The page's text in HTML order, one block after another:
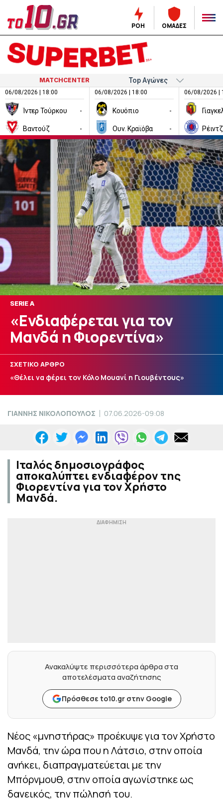
ΡΟΗ ΟΜΑΔΕΣ
MATCHCENTER
06/08/2026 | 18:00
Ίντερ Τούρκου -
Βαντούζ -
06/08/2026 | 18:00
Κουόπιο -
Ουν. Κραϊόβα -
06/08/2026 |
SERIE A
«Ενδιαφέρεται για τον
Μανδά η Φιορεντίνα»
ΣΧΕΤΙΚΟ ΑΡΘΡΟ
«Θέλει να φέρει τον Κόλο Μουανί η Γιουβέντους»
ΓΙΑΝΝΗΣ ΝΙΚΟΛΟΠΟΥΛΟΣ 07.06.2026-09:08
Ιταλός δημοσιογράφος
αποκαλύπτει ενδιαφέρον της
Φιορεντίνα για τον Χρήστο
Μανδά.
Ανακαλύψτε περισσότερα άρθρα στα
αποτελέσματα αναζήτησης
Πρόσθεσε to10.gr στην Google
Νέος «μνηστήρας» προέκυψε για τον Χρήστο
Μανδά, την ώρα που η Λάτσιο, στην οποία
ανήκει, διαπραγματεύεται με την
Μπόρνμουθ, στην οποία αγωνίστηκε ως
δανεικός, την πώλησή του.